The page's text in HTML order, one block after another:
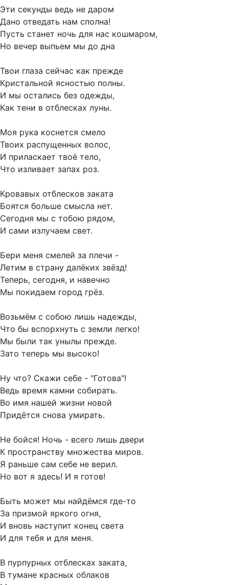
Эти секунды ведь не даром
Дано отведать нам сполна!
Пусть станет ночь для нас кошмаром,
Но вечер выпьем мы до дна
Твои глаза сейчас как прежде
Кристальной ясностью полны.
И мы остались без одежды,
Как тени в отблесках луны.
Моя рука коснется смело
Твоих распущенных волос,
И приласкает твоё тело,
Что изливает запах роз.
Кровавых отблесков заката
Боятся больше смысла нет.
Сегодня мы с тобою рядом,
И сами излучаем свет.
Бери меня смелей за плечи -
Летим в страну далёких звёзд!
Теперь, сегодня, и навечно
Мы покидаем город грёз.
Возьмём с собою лишь надежды,
Что бы вспорхнуть с земли легко!
Мы были так унылы прежде.
Зато теперь мы высоко!
Ну что? Скажи себе - "Готова"!
Ведь время камни собирать.
Во имя нашей жизни новой
Придётся снова умирать.
Не бойся! Ночь - всего лишь двери
К пространству множества миров.
Я раньше сам себе не верил.
Но вот я здесь! И я готов!
Быть может мы найдёмся где-то
За призмой яркого огня,
И вновь наступит конец света
И для тебя и для меня.
В пурпурных отблесках заката,
В тумане красных облаков